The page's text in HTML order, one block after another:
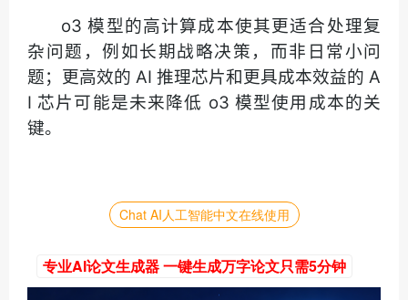
o3 模型的高计算成本使其更适合处理复
杂问题，例如长期战略决策，而非日常小问
题；更高效的 AI 推理芯片和更具成本效益的 A
I 芯片可能是未来降低 o3 模型使用成本的关
键。
Chat AI人工智能中文在线使用
专业AI论文生成器 一键生成万字论文只需5分钟